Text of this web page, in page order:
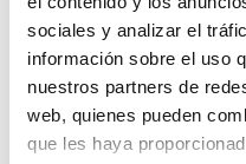
sociales y analizar el
información sobre el uso
nuestros partners de
web, quienes pueden
que les haya
Rioja”.
En este contexto, la
programa ‘Red Solidaria’ de la